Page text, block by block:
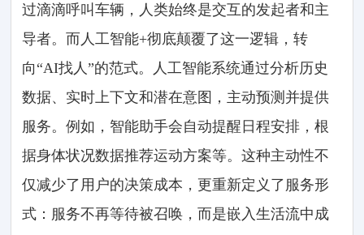
过滴滴呼叫车辆，人类始终是交互的发起者和主
导者。而人工智能+彻底颠覆了这一逻辑，转
向“AI找人”的范式。人工智能系统通过分析历史
数据、实时上下文和潜在意图，主动预测并提供
服务。例如，智能助手会自动提醒日程安排，根
据身体状况数据推荐运动方案等。这种主动性不
仅减少了用户的决策成本，更重新定义了服务形
式：服务不再等待被召唤，而是嵌入生活流中成